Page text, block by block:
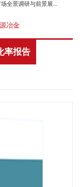
全景调研与前景展...
冶金
率报告